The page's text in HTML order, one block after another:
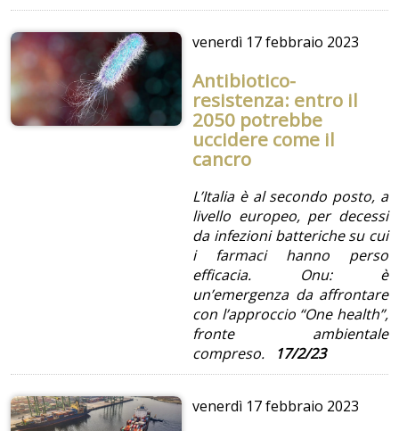
venerdì 17 febbraio 2023
Antibiotico-
resistenza: entro il
2050 potrebbe
uccidere come il
cancro
L’Italia è al secondo posto, a
livello europeo, per decessi
da infezioni batteriche su cui
i farmaci hanno perso
efficacia. Onu: è
un’emergenza da affrontare
con l’approccio “One health”,
fronte ambientale
compreso.
17/2/23
venerdì 17 febbraio 2023